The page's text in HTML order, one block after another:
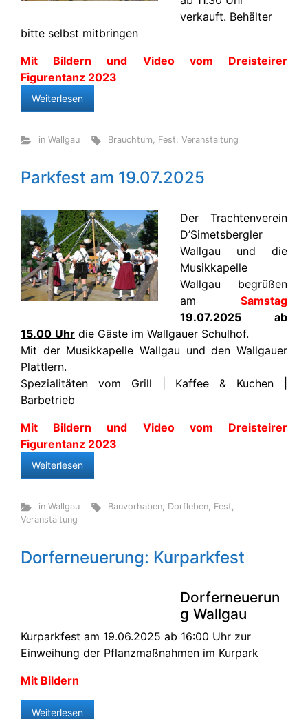
verkauft. Behälter
bitte selbst mitbringen
Mit Bildern und Video vom Dreisteirer
Figurentanz 2023
Weiterlesen
in Wallgau Brauchtum, Fest,Veranstaltung
Parkfest am 19.07.2025
Der Trachtenverein
D’Simetsbergler
Wallgau und die
Musikkapelle
Wallgau begrüßen
am Samstag
19.07.2025 ab
15.00 Uhr die Gäste im Wallgauer Schulhof.
Mit der Musikkapelle Wallgau und den Wallgauer
Plattlern.
Spezialitäten vom Grill | Kaffee & Kuchen |
Barbetrieb
Mit Bildern und Video vom Dreisteirer
Figurentanz 2023
Weiterlesen
in Wallgau Bauvorhaben, Dorfleben, Fest,
Veranstaltung
Dorferneuerung: Kurparkfest
Dorferneuerun
g Wallgau
Kurparkfest am 19.06.2025 ab 16:00 Uhr zur
Einweihung der Pflanzmaßnahmen im Kurpark
Mit Bildern
Weiterlesen